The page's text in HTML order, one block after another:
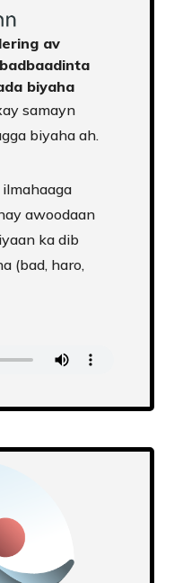
av
biyaha
samayn
biyaha ah.
awoodaan
ka dib
(bad, haro,